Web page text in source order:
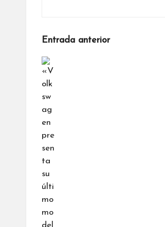
Navegación
de
entradas
Entrada anterior